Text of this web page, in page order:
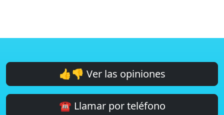
👍👎 Ver las opiniones
☎️ Llamar por teléfono